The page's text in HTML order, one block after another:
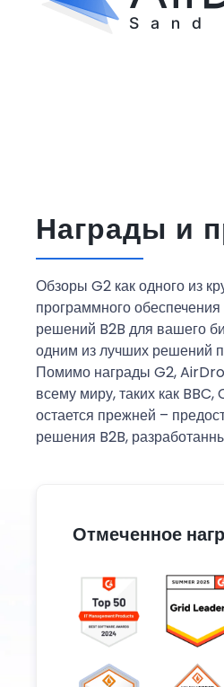
Награды и
Обзоры G2 как одного из
программного
решений B2B для вашего
одним из лучших решений
Помимо награды G2,
всему миру, таких как
остается прежней –
решения B2B,
Отмеченное